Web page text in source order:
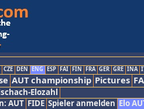
CZE DEN ENG ESP FAI FIN FRA GER GRE INA
AUT championship Pictures
Elozahl
AUT FIDE Spieler anmelden Elo